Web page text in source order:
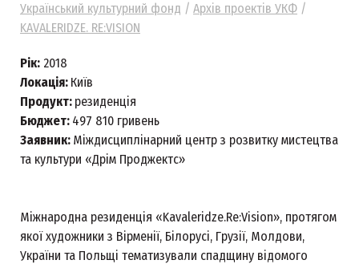
Український культурний фонд / Архів проектів УКФ /
KAVALERIDZE. RE:VISION
Рік: 2018
Локація: Київ
Продукт: резиденція
Бюджет: 497 810 гривень
Заявник: Міждисциплінарний центр з розвитку мистецтва
та культури «Дрім Проджектс»
Міжнародна резиденція «Kavaleridze.Re:Vision», протягом
якої художники з Вірменії, Білорусі, Грузії, Молдови,
України та Польщі тематизували спадщину відомого